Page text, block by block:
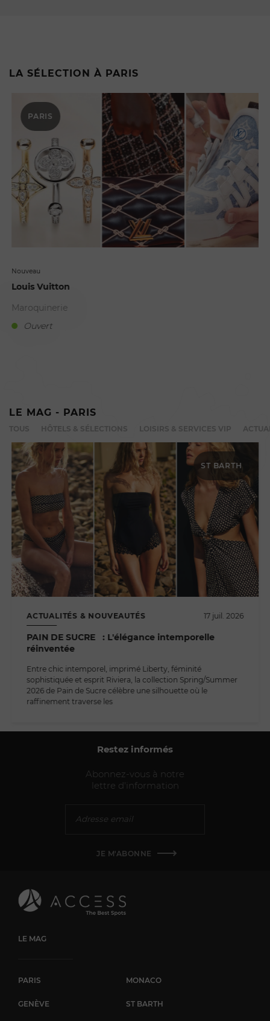
LA SÉLECTION À PARIS
PARIS
Nouveau
Louis Vuitton
Maroquinerie
Ouvert
LE MAG - PARIS
HÔTELS & SÉLECTIONS
ST BARTH
ACTUALITÉS & NOUVEAUTÉS 17 juil. 2026
PAIN DE SUCRE : L'élégance intemporelle
réinventée
Entre chic intemporel, imprimé Liberty, féminité
sophistiquée et esprit Riviera, la collection Spring/Summer
2026 de Pain de Sucre célèbre une silhouette où le
raffinement traverse les
Restez informés
Abonnez-vous à notre
lettre d'information
JE M'ABONNE
LE MAG
PARIS MONACO
GENÈVE ST BARTH